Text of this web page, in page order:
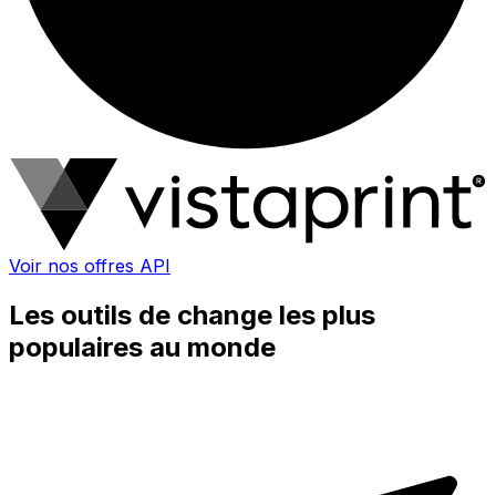
Voir nos offres API
Les outils de change les plus
populaires au monde